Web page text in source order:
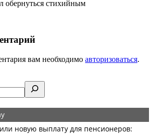
обернуться стихийным
вам необходимо авторизоваться.